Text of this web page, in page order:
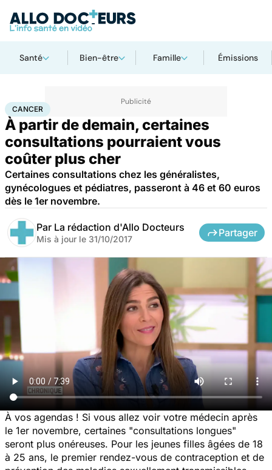
Santé Bien-être Famille Émissions
AccueilSanté Cancer
CANCER
À partir de demain, certaines
consultations pourraient vous
coûter plus cher
Certaines consultations chez les généralistes,
gynécologues et pédiatres, passeront à 46 et 60 euros
dès le 1er novembre.
Par La rédaction d'Allo Docteurs
Mis à jour le 31/10/2017
Partager
À vos agendas ! Si vous allez voir votre médecin après
le 1er novembre, certaines "consultations longues"
seront plus onéreuses. Pour les jeunes filles âgées de 18
à 25 ans, le premier rendez-vous de contraception et de